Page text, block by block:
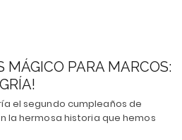
MÁGICO PARA MARCOS:
el segundo cumpleaños de
la hermosa historia que hemos